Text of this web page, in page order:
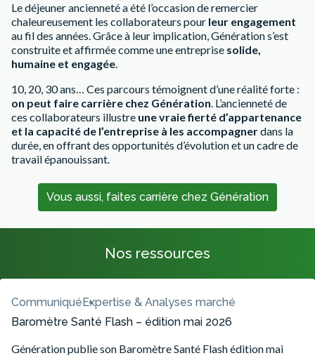
Le déjeuner ancienneté a été l’occasion de remercier
chaleureusement les collaborateurs pour leur engagement
au fil des années. Grâce à leur implication, Génération s’est
construite et affirmée comme une entreprise solide,
humaine et engagée.
10, 20, 30 ans… Ces parcours témoignent d’une réalité forte :
on peut faire carrière chez Génération. L’ancienneté de
ces collaborateurs illustre une vraie fierté d’appartenance
et la capacité de l’entreprise à les accompagnerdans la
durée, en offrant des opportunités d’évolution et un cadre de
travail épanouissant.
Vous aussi, faites carrière chez Génération
Nos ressources
CommuniquéExpertise & Analyses marché
Baromètre Santé Flash – édition mai 2026
Génération publie son Baromètre Santé Flash édition mai